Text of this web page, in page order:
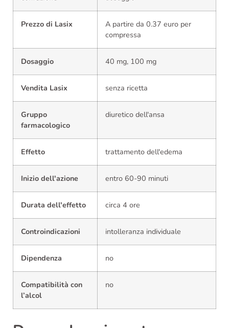
Prezzo di Lasix
A partire da 0.37 euro per
compressa
Dosaggio 40 mg, 100 mg
Vendita Lasix senza ricetta
Gruppo
farmacologico
diuretico dell'ansa
Effetto trattamento dell'edema
Inizio dell'azione entro 60-90 minuti
Durata dell'effetto circa 4 ore
Controindicazioni intolleranza individuale
Dipendenza no
Compatibilità con
l’alcol
no